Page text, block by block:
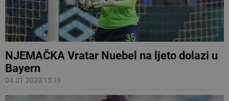
NJEMAČKA Vratar Nuebel na ljeto dolazi u
Bayern
04.01.2020 15:19